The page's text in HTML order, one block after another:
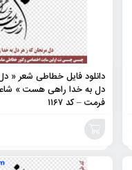
دانلود فایل خطاطی شعر «
فرمت – کد ۱۱۶۷
افزودن